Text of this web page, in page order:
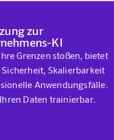
zur
KI
Grenzen stoßen, bietet
Skalierbarkeit
Anwendungsfälle.
Daten trainierbar.